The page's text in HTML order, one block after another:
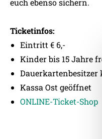
euch ebenso sichern.
Ticketinfos:
Eintritt € 6,-
Kinder bis 15 Jahre
Dauerkartenbesitzer
Kassa Ost geöffnet
ONLINE-Ticket-Shop